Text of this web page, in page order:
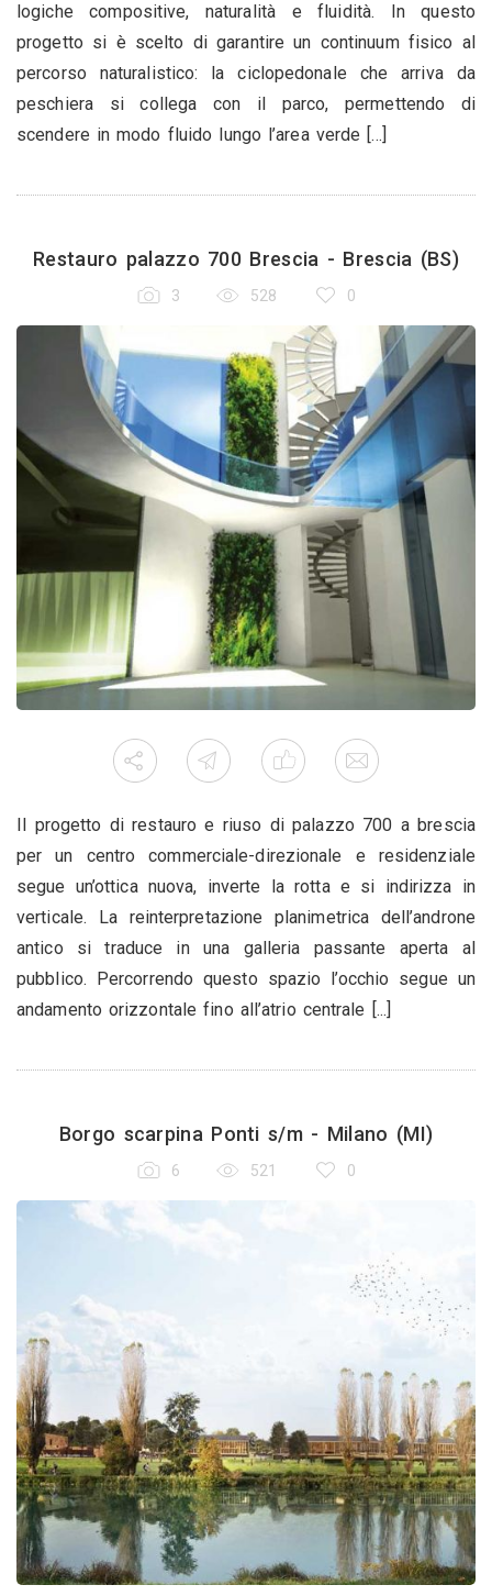
logiche compositive, naturalità e fluidità. In questo
progetto si è scelto di garantire un continuum fisico al
percorso naturalistico: la ciclopedonale che arriva da
peschiera si collega con il parco, permettendo di
scendere in modo fluido lungo l’area verde [...]
Restauro palazzo 700 Brescia - Brescia (BS)
3 528 0
Il progetto di restauro e riuso di palazzo 700 a brescia
per un centro commerciale-direzionale e residenziale
segue un’ottica nuova, inverte la rotta e si indirizza in
verticale. La reinterpretazione planimetrica dell’androne
antico si traduce in una galleria passante aperta al
pubblico. Percorrendo questo spazio l’occhio segue un
andamento orizzontale fino all’atrio centrale [...]
Borgo scarpina Ponti s/m - Milano (MI)
6 521 0